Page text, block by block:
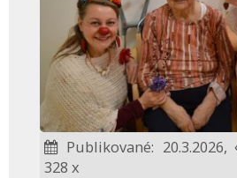
Publikované: 20.3.2026,
328 x